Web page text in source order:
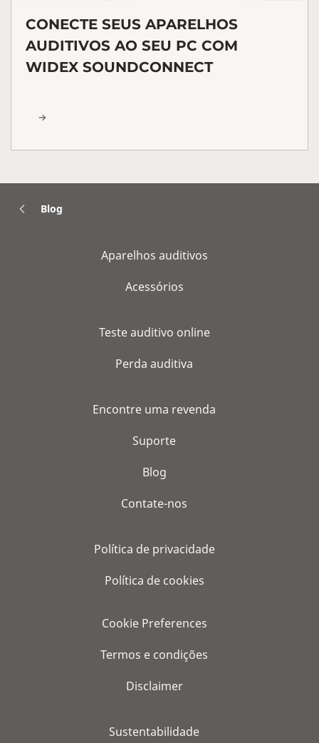
CONECTE SEUS APARELHOS
AUDITIVOS AO SEU PC COM
WIDEX SOUNDCONNECT
Blog
Aparelhos auditivos
Acessórios
Teste auditivo online
Perda auditiva
Encontre uma revenda
Suporte
Blog
Contate-nos
Política de privacidade
Política de cookies
Cookie Preferences
Termos e condições
Disclaimer
Sustentabilidade